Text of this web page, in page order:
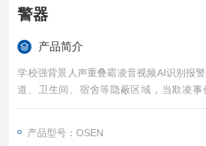
警器
产品简介
学校强背景人声重叠霸凌音视频AI识别报
道、卫生间、宿舍等隐蔽区域，当欺凌事
别“救命、打架、辱骂“等欺凌关键词，并
喊话制止欺凌事件，实时反馈欺凌事件处
产品型号：OSEN